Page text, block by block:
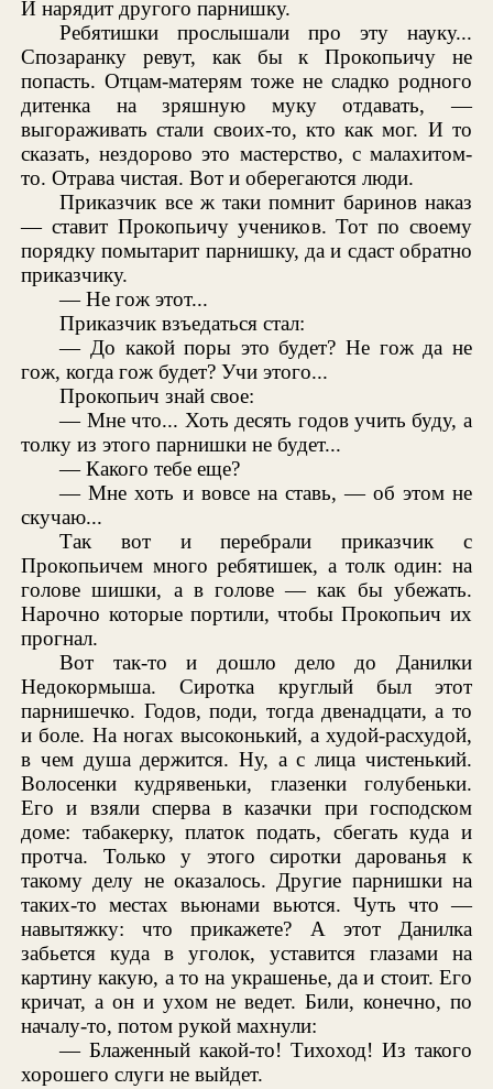
И нарядит другого парнишку.
Ребятишки прослышали про эту науку...
Спозаранку ревут, как бы к Прокопьичу не
попасть. Отцам-матерям тоже не сладко родного
дитенка на зряшную муку отдавать, —
выгораживать стали своих-то, кто как мог. И то
сказать, нездорово это мастерство, с малахитом-
то. Отрава чистая. Вот и оберегаются люди.
Приказчик все ж таки помнит баринов наказ
— ставит Прокопьичу учеников. Тот по своему
порядку помытарит парнишку, да и сдаст обратно
приказчику.
— Не гож этот...
Приказчик взъедаться стал:
— До какой поры это будет? Не гож да не
гож, когда гож будет? Учи этого...
Прокопьич знай свое:
— Мне что... Хоть десять годов учить буду, а
толку из этого парнишки не будет...
— Какого тебе еще?
— Мне хоть и вовсе на ставь, — об этом не
скучаю...
Так вот и перебрали приказчик с
Прокопьичем много ребятишек, а толк один: на
голове шишки, а в голове — как бы убежать.
Нарочно которые портили, чтобы Прокопьич их
прогнал.
Вот так-то и дошло дело до Данилки
Недокормыша. Сиротка круглый был этот
парнишечко. Годов, поди, тогда двенадцати, а то
и боле. На ногах высоконький, а худой-расхудой,
в чем душа держится. Ну, а с лица чистенький.
Волосенки кудрявеньки, глазенки голубеньки.
Его и взяли сперва в казачки при господском
доме: табакерку, платок подать, сбегать куда и
протча. Только у этого сиротки дарованья к
такому делу не оказалось. Другие парнишки на
таких-то местах вьюнами вьются. Чуть что —
навытяжку: что прикажете? А этот Данилка
забьется куда в уголок, уставится глазами на
картину какую, а то на украшенье, да и стоит. Его
кричат, а он и ухом не ведет. Били, конечно, по
началу-то, потом рукой махнули:
— Блаженный какой-то! Тихоход! Из такого
хорошего слуги не выйдет.